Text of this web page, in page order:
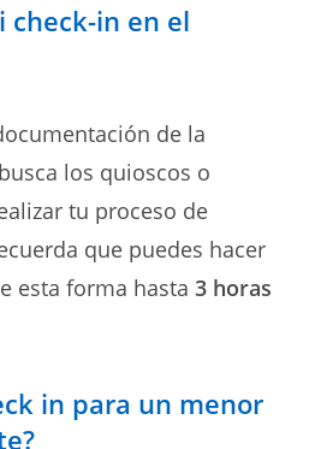
check-in en el
de la
los quioscos o
tu proceso de
que puedes hacer
esta forma hasta 3 horas
in para un menor